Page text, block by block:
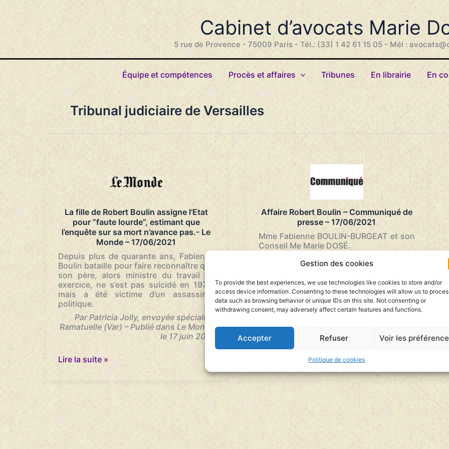
Gestion des cookies
To provide the best experiences, we use technologies like cookies to store and/or
access device information. Consenting to these technologies will allow us to
data such as browsing behavior or unique IDs on this site. Not consenting or
withdrawing consent, may adversely affect certain features and functions.
Accepter Refuser Voir les
Politique de cookies
Aller
Cabinet d’avocats Marie
5 rue de Provence - 75009 Paris - Tél.: (33) 1 42 61 15 05 - Mél :
Équipe et compétences Procès et affaires Tribunes En librairie En
Tribunal judiciaire de Versailles
La fille de Robert Boulin assigne l’Etat
pour “faute lourde”, estimant que
l’enquête sur sa mort n’avance pas.- Le
Monde – 17/06/2021
Depuis plus de quarante ans, Fabienne
Boulin bataille pour faire reconnaître que
son père, alors ministre du travail en
exercice, ne s’est pas suicidé en 1979,
mais a été victime d’un assassinat
politique.
Par Patricia Jolly, envoyée spéciale à
Ramatuelle (Var) – Publié dans Le Monde
le 17 juin 2021
La
Lire la suite »
Affaire Robert Boulin – Communiqué de
presse – 17/06/2021
Mme Fabienne BOULIN-BURGEAT et son
Conseil Me Marie DOSÉ.
Communiqué de presse de Mme
Fabienne BOULIN-BURGEAT et son
Conseil Me Marie DOSÉ – 17 juin 2021
…
Affaire
Robert
–
Communiqué
de
17/06/2021
Lire la suite »